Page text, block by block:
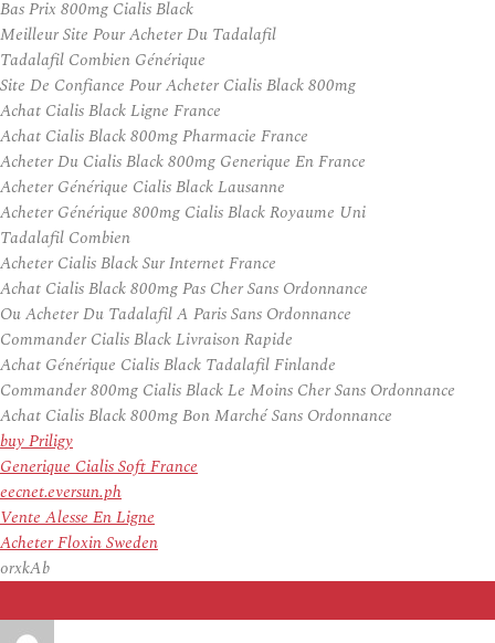
Bas Prix 800mg Cialis Black
Meilleur Site Pour Acheter Du Tadalafil
Tadalafil Combien Générique
Site De Confiance Pour Acheter Cialis Black 800mg
Achat Cialis Black Ligne France
Achat Cialis Black 800mg Pharmacie France
Acheter Du Cialis Black 800mg Generique En France
Acheter Générique Cialis Black Lausanne
Acheter Générique 800mg Cialis Black Royaume Uni
Tadalafil Combien
Acheter Cialis Black Sur Internet France
Achat Cialis Black 800mg Pas Cher Sans Ordonnance
Ou Acheter Du Tadalafil A Paris Sans Ordonnance
Commander Cialis Black Livraison Rapide
Achat Générique Cialis Black Tadalafil Finlande
Commander 800mg Cialis Black Le Moins Cher Sans Ordonnance
Achat Cialis Black 800mg Bon Marché Sans Ordonnance
buy Priligy
Generique Cialis Soft France
eecnet.eversun.ph
Vente Alesse En Ligne
Acheter Floxin Sweden
orxkAb